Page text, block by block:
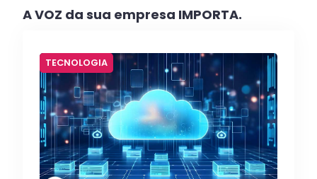
A VOZ da sua empresa IMPORTA.
TECNOLOGIA